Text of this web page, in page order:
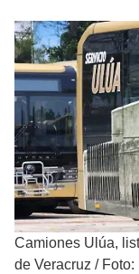
Camiones Ulúa,
de Veracruz /